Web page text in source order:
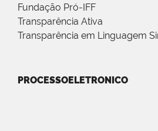
Fundação Pró-IFF
Transparência Ativa
Transparência em Linguagem
PROCESSOELETRONICO